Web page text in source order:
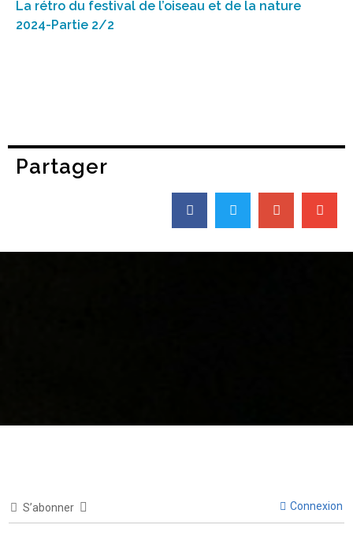
La rétro du festival de l’oiseau et de la nature
2024-Partie 2/2
Partager
S’abonner Connexion